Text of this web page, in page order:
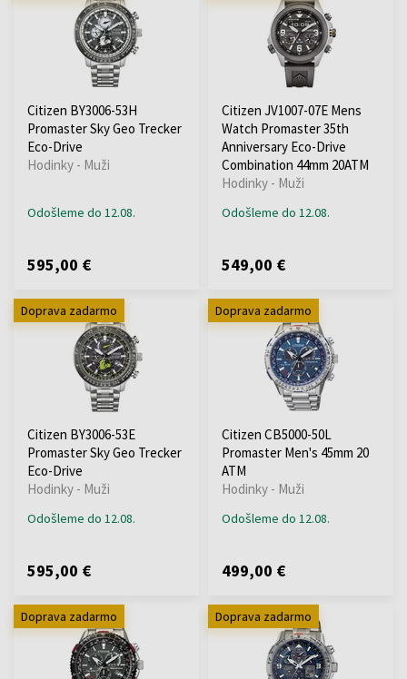
Citizen BY3006-53H
Promaster Sky Geo Trecker
Eco-Drive
Hodinky - Muži
Odošleme do 12.08.
595,00 €
Citizen JV1007-07E Mens
Watch Promaster 35th
Anniversary Eco-Drive
Combination 44mm 20ATM
Hodinky - Muži
Odošleme do 12.08.
549,00 €
Doprava zadarmo
Citizen BY3006-53E
Promaster Sky Geo Trecker
Eco-Drive
Hodinky - Muži
Odošleme do 12.08.
595,00 €
Doprava zadarmo
Citizen CB5000-50L
Promaster Men's 45mm 20
ATM
Hodinky - Muži
Odošleme do 12.08.
499,00 €
Doprava zadarmo Doprava zadarmo